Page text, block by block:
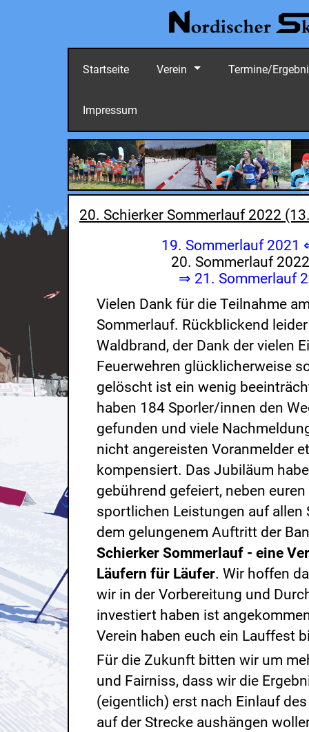
Startseite Verein Termine/
Impressum
20. Schierker Sommerlauf 2022
19. Sommerlauf
20. Sommerlauf
⇒ 21. Sommerlauf
Vielen Dank für die Teilnahme
Sommerlauf. Rückblickend
Waldbrand, der Dank der vielen
Feuerwehren glücklicherweise
gelöscht ist ein wenig
haben 184 Sporler/innen den
gefunden und viele
nicht angereisten Voranmelder
kompensiert. Das Jubiläum
gebührend gefeiert, neben
sportlichen Leistungen auf allen
dem gelungenem Auftritt der
Schierker Sommerlauf - eine
Läufern für Läufer. Wir hoffen
wir in der Vorbereitung und
investiert haben ist
Verein haben euch ein Lauffest
Für die Zukunft bitten wir um
und Fairniss, dass wir die
(eigentlich) erst nach Einlauf
auf der Strecke aushängen